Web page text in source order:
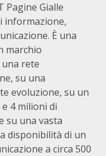
Pagine Gialle
informazione,
È una
marchio
rete
su una
evoluzione, su un
4 milioni di
su una vasta
disponibilità di un
a circa 500